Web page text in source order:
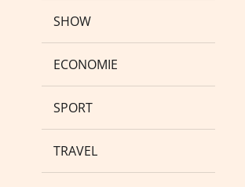
SHOW
ECONOMIE
SPORT
TRAVEL